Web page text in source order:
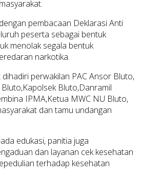
pembacaan Deklarasi Anti
peserta sebagai bentuk
menolak segala bentuk
narkotika.
perwakilan PAC Ansor Bluto,
Bluto,Danramil
IPMA,Ketua MWC NU Bluto,
dan tamu undangan
edukasi, panitia juga
dan layanan cek kesehatan
terhadap kesehatan